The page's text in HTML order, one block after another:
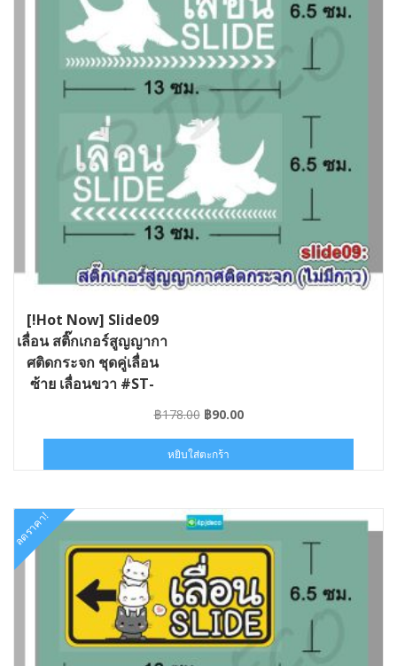
[!Hot Now] Slide09
เลื่อน สติ๊กเกอร์สูญญากา
ศติดกระจก ชุดคู่เลื่อน
ซ้าย เลื่อนขวา #ST-
฿178.00 Original
was:
฿178.00.
฿90.00Current
฿90.00.
หยิบใส่ตะกร้า
ลดราคา!